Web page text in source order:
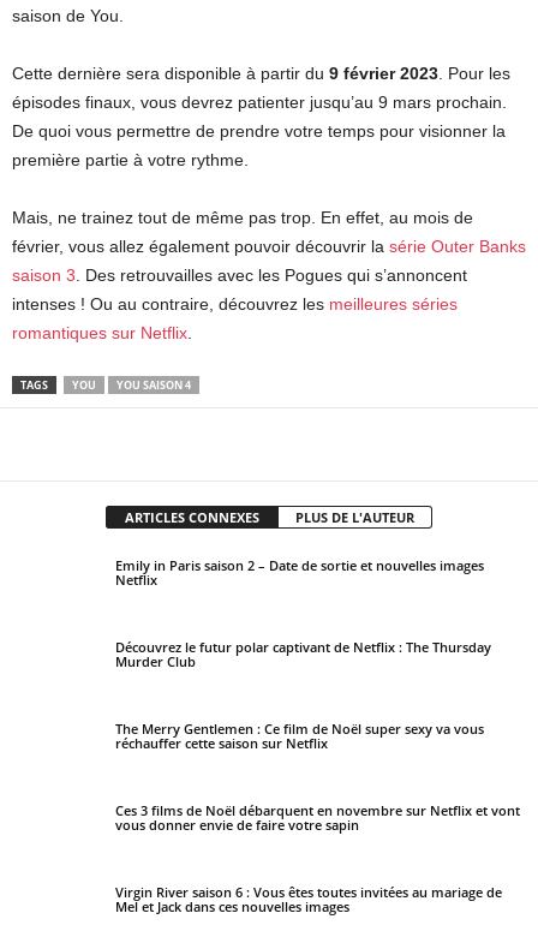
saison de You.
Cette dernière sera disponible à partir du 9 février 2023. Pour les
épisodes finaux, vous devrez patienter jusqu’au 9 mars prochain.
De quoi vous permettre de prendre votre temps pour visionner la
première partie à votre rythme.
Mais, ne trainez tout de même pas trop. En effet, au mois de
février, vous allez également pouvoir découvrir la série Outer Banks
saison 3. Des retrouvailles avec les Pogues qui s’annoncent
intenses ! Ou au contraire, découvrez les meilleures séries
romantiques sur Netflix.
TAGS YOU YOU SAISON 4
ARTICLES CONNEXES PLUS DE L'AUTEUR
Emily in Paris saison 2 – Date de sortie et nouvelles images
Netflix
Découvrez le futur polar captivant de Netflix : The Thursday
Murder Club
The Merry Gentlemen : Ce film de Noël super sexy va vous
réchauffer cette saison sur Netflix
Ces 3 films de Noël débarquent en novembre sur Netflix et vont
vous donner envie de faire votre sapin
Virgin River saison 6 : Vous êtes toutes invitées au mariage de
Mel et Jack dans ces nouvelles images